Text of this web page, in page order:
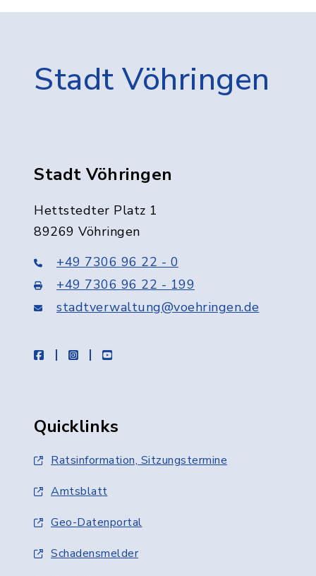
Stadt Vöhringen
Stadt Vöhringen
Hettstedter Platz 1
89269 Vöhringen
+49 7306 96 22 - 0
+49 7306 96 22 - 199
stadtverwaltung@voehringen.de
facebookinstagramyoutube
Quicklinks
Ratsinformation, Sitzungstermine
Amtsblatt
Geo-Datenportal
Schadensmelder